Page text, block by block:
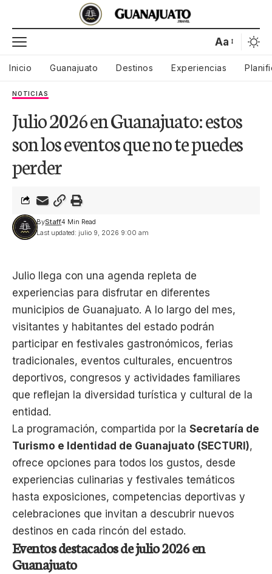
Aa
Inicio Guanajuato Destinos Experiencias
NOTICIAS
Julio 2026 en Guanajuato: estos
son los eventos que no te puedes
perder
Last updated: julio 9, 2026 9:00 am
ByStaff4 Min Read
Julio llega con una agenda repleta de
experiencias para disfrutar en diferentes
municipios de Guanajuato. A lo largo del mes,
visitantes y habitantes del estado podrán
participar en festivales gastronómicos, ferias
tradicionales, eventos culturales, encuentros
deportivos, congresos y actividades familiares
que reflejan la diversidad turística y cultural de la
entidad.
La programación, compartida por la Secretaría de
Turismo e Identidad de Guanajuato (SECTURI),
ofrece opciones para todos los gustos, desde
experiencias culinarias y festivales temáticos
hasta exposiciones, competencias deportivas y
celebraciones que invitan a descubrir nuevos
destinos en cada rincón del estado.
Eventos destacados de julio 2026 en
Guanajuato